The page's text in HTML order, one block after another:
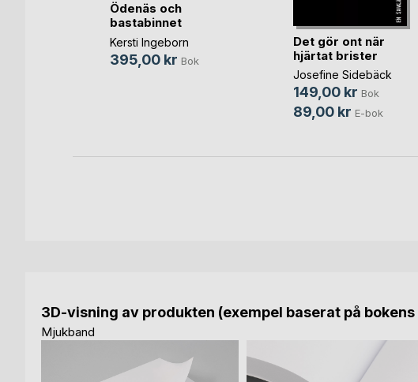
Ödenäs och
bastabinnet
Kersti Ingeborn
395,00 kr Bok
Det gör ont när
hjärtat brister
Josefine Sidebäck
149,00 kr Bok
89,00 kr E-bok
3D-visning av produkten (exempel baserat på
Mjukband